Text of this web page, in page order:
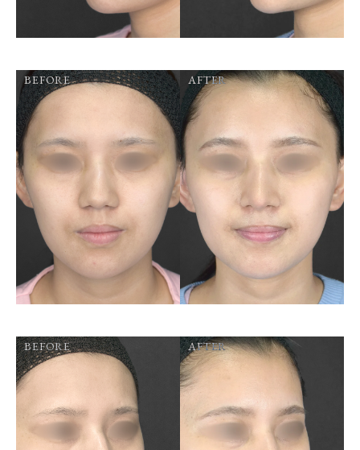
BEFORE AFTER
BEFORE AFTER